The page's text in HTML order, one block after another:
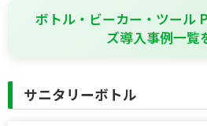
ボトル・ビーカー・ツール
ズ導入事例一覧
サニタリーボトル